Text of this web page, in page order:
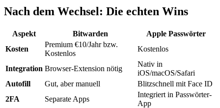
Nach dem Wechsel: Die echten Wins
Aspekt Bitwarden
Apple Passwörter
Kosten
Premium €10/Jahr bzw.
Kostenlos
Kostenlos
Integration Browser-Extension nötig
Nativ in
iOS/macOS/Safari
Autofill
Gut, aber manuell
Blitzschnell mit Face ID
2FA
Separate Apps
Integriert in Passwörter-
App